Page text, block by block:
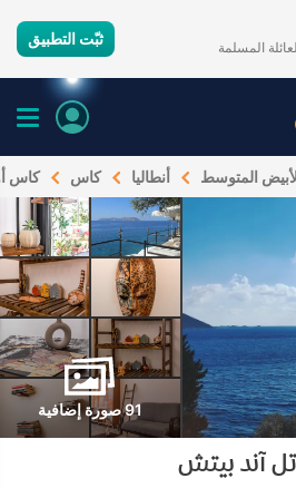
المسلمة ثبّت التطبيق
المتوسط أنطاليا كاس كاس
91 صورة إضافية
آند بيتش